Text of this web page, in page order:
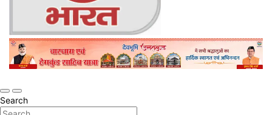
Jan Jan Ka Bharat
Online Trending Hindi News Website
Search